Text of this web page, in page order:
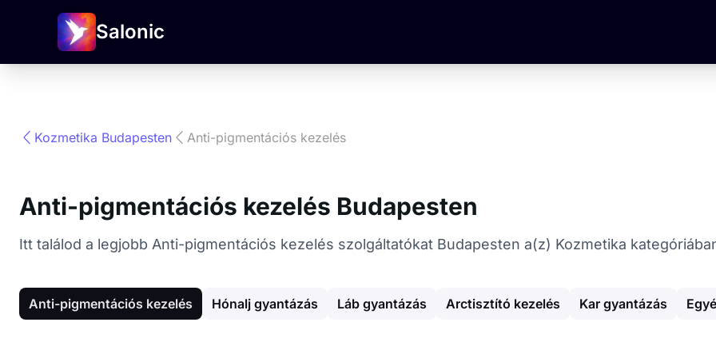
Salonic
Kozmetika Budapesten Anti-pigmentációs kezelés
Anti-pigmentációs kezelés Budapesten
Itt találod a legjobb Anti-pigmentációs kezelés szolgáltatókat Budapesten a(z) Kozmetika
Anti-pigmentációs kezelés Hónalj gyantázás Láb gyantázás Arctisztító kezelés Kar gyantázás